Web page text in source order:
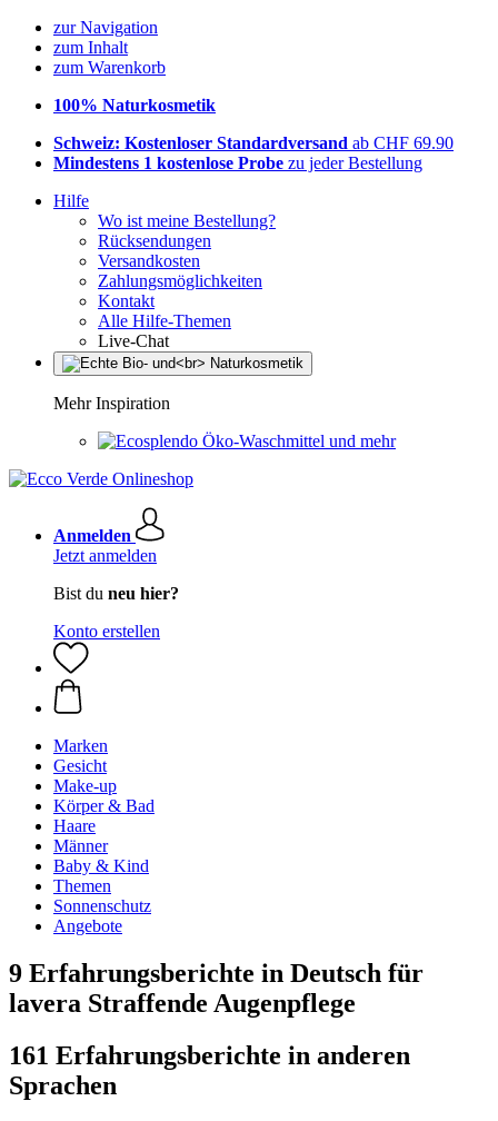
zur Navigation
zum Inhalt
zum Warenkorb
100% Naturkosmetik
Schweiz: Kostenloser Standardversand ab CHF 69.90
Mindestens 1 kostenlose Probe zu jeder Bestellung
Hilfe
Wo ist meine Bestellung?
Rücksendungen
Versandkosten
Zahlungsmöglichkeiten
Kontakt
Alle Hilfe-Themen
Live-Chat
Mehr Inspiration
Öko-Waschmittel und mehr
Anmelden
Jetzt anmelden
Bist du neu hier?
Konto erstellen
Marken
Gesicht
Make-up
Körper & Bad
Haare
Männer
Baby & Kind
Themen
Sonnenschutz
Angebote
9 Erfahrungsberichte in Deutsch für
lavera Straffende Augenpflege
161 Erfahrungsberichte in anderen
Sprachen